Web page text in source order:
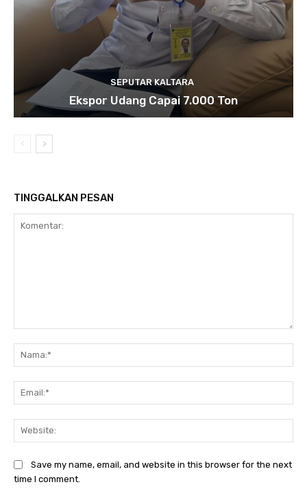
SEPUTAR KALTARA
Ekspor Udang Capai 7.000 Ton
TINGGALKAN PESAN
Save my name, email, and website in this browser for the next
time I comment.